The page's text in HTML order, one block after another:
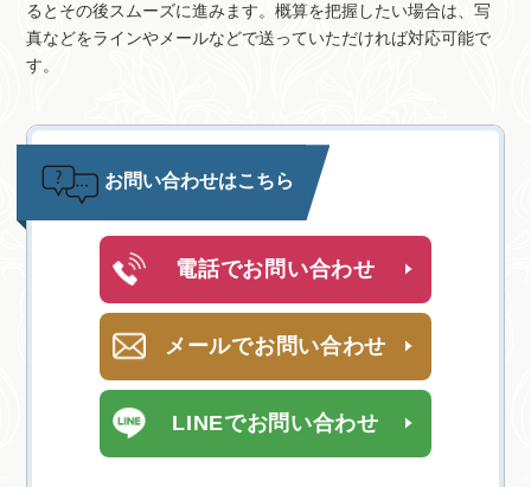
るとその後スムーズに進みます。概算を把握したい場合は、写
真などをラインやメールなどで送っていただければ対応可能で
す。
お問い合わせはこちら
電話でお問い合わせ
メールでお問い合わせ
LINEでお問い合わせ